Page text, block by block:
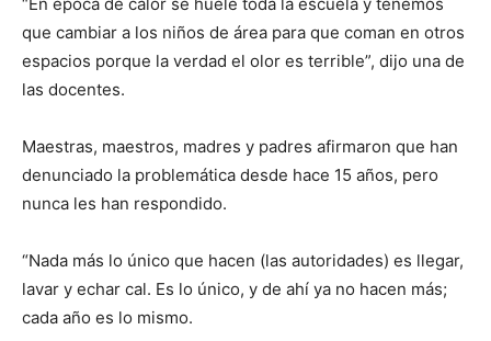
que cambiar a los niños de área para que coman en otros
espacios porque la verdad el olor es terrible”, dijo una de
las docentes.
Maestras, maestros, madres y padres afirmaron que han
denunciado la problemática desde hace 15 años, pero
nunca les han respondido.
“Nada más lo único que hacen (las autoridades) es llegar,
lavar y echar cal. Es lo único, y de ahí ya no hacen más;
cada año es lo mismo.